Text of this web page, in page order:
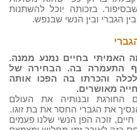
בזכותה יוכל להשתנות
הגברי ובין הנשי שבנפש.
האמיתי בחיים נמנע ממנה.
התעמרה בה. הבחירה של
והכרתו בה הפכו אותה
מאושרים.
החורגת ובנותיה את העולם
את הגברי החסר את בת זוגו.
חיים, זוכה הפן הנשי שלנו פעמים